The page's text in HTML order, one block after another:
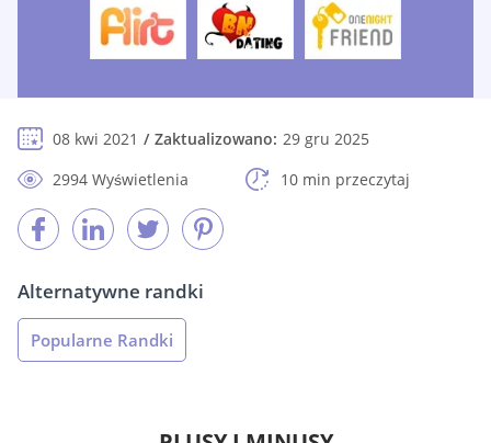
08 kwi 2021 Zaktualizowano: 29 gru 2025
2994 Wyświetlenia
10 min przeczytaj
Alternatywne randki
Popularne Randki